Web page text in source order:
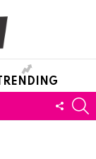
TRENDING